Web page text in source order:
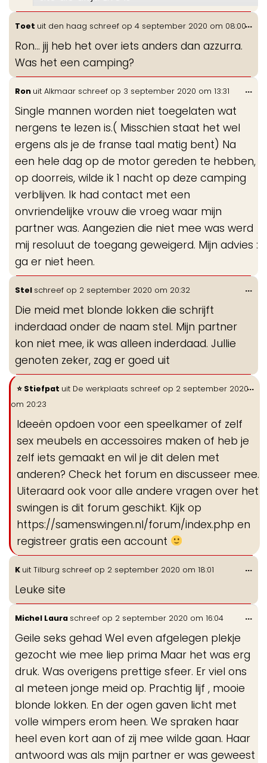
Toet uit den haag schreef op 4 september 2020 om 08:00
Ron... jij heb het over iets anders dan azzurra.
Was het een camping?
...
Ron uit Alkmaar schreef op 3 september 2020 om 13:31
Single mannen worden niet toegelaten wat
nergens te lezen is.( Misschien staat het wel
ergens als je de franse taal matig bent) Na
een hele dag op de motor gereden te hebben,
op doorreis, wilde ik 1 nacht op deze camping
verblijven. Ik had contact met een
onvriendelijke vrouw die vroeg waar mijn
partner was. Aangezien die niet mee was werd
mij resoluut de toegang geweigerd. Mijn advies :
ga er niet heen.
...
Stel schreef op 2 september 2020 om 20:32
Die meid met blonde lokken die schrijft
inderdaad onder de naam stel. Mijn partner
kon niet mee, ik was alleen inderdaad. Jullie
genoten zeker, zag er goed uit
...
Stiefpat uit De werkplaats schreef op 2 september 2020
om 20:23
Ideeën opdoen voor een speelkamer of zelf
sex meubels en accessoires maken of heb je
zelf iets gemaakt en wil je dit delen met
anderen? Check het forum en discusseer mee.
Uiteraard ook voor alle andere vragen over het
swingen is dit forum geschikt. Kijk op
https://samenswingen.nl/forum/index.php en
registreer gratis een account
...
K uit Tilburg schreef op 2 september 2020 om 18:01
Leuke site
...
Michel Laura schreef op 2 september 2020 om 16:04
Geile seks gehad Wel even afgelegen plekje
gezocht wie mee liep prima Maar het was erg
druk. Was overigens prettige sfeer. Er viel ons
al meteen jonge meid op. Prachtig lijf , mooie
blonde lokken. En der ogen gaven licht met
volle wimpers erom heen. We spraken haar
heel even kort aan of zij mee wilde gaan. Haar
antwoord was als mijn partner er was geweest
...